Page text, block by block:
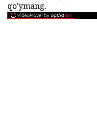
qo'ymang.